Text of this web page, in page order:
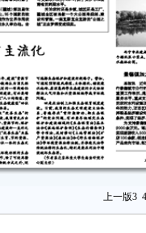
上一版3 4